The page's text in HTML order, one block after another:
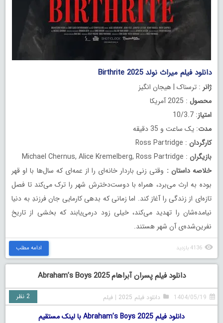
دانلود فیلم میراث نولد Birthrite 2025
ژانر : ترسناک | هیجان انگیز
محصول : 2025 آمریکا
امتیاز: 10/3.7
مدت: یک ساعت و 35 دقیقه
کارگردان : Ross Partridge
بازیگران : Michael Chernus, Alice Kremelberg, Ross Partridge
خلاصه داستان : وقتی زنی باردار خانه‌ای را از عمه‌ای که سال‌ها با او قهر
بوده به ارث می‌برد، همراه با دوست‌دخترش شهر را ترک می‌کند تا فصل
تازه‌ای از زندگی را آغاز کند. اما زمانی که بدهی کارمایی جان فرزندِ به دنیا
نیامده‌شان را تهدید می‌کند، خیلی زود درمی‌یابند که بخشی از تاریخ
نفرین‌شده‌ی آن شهر هستند.
4136 بازدید ادامه مطلب
دانلود فیلم پسران آبراهام Abraham’s Boys 2025
1404/05/19 دانلود فیلم 2025 |فیلم 2 نظر
دانلود فیلم Abraham’s Boys 2025 با لینک مستقیم